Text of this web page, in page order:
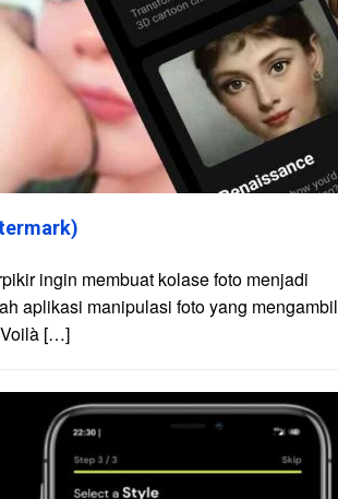
ingin membuat kolase foto menjadi
aplikasi manipulasi foto yang mengambil
Voilà […]